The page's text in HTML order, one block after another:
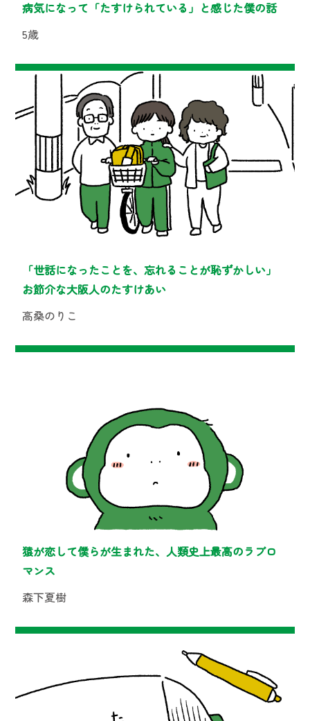
病気になって「たすけられている」と感じた僕の話
5歳
「世話になったことを、忘れることが恥ずかしい」
お節介な大阪人のたすけあい
高桑のりこ
猿が恋して僕らが生まれた、人類史上最高のラブロ
マンス
森下夏樹